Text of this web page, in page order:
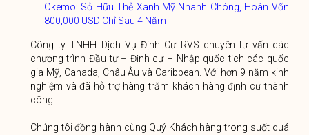
Okemo: Sở Hữu Thẻ Xanh Mỹ Nhanh Chóng, Hoàn Vốn
800,000 USD Chỉ Sau 4 Năm
Công ty TNHH Dịch Vụ Định Cư RVS chuyên tư vấn các
chương trình Đầu tư – Định cư – Nhập quốc tịch các quốc
gia Mỹ, Canada, Châu Âu và Caribbean. Với hơn 9 năm kinh
nghiệm và đã hỗ trợ hàng trăm khách hàng định cư thành
công.
Chúng tôi đồng hành cùng Quý Khách hàng trong suốt quá